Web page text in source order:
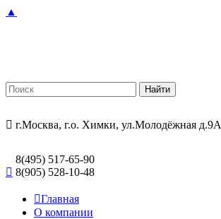
▲
г.Москва, г.о. Химки, ул.Молодёжная д.9А
8(495) 517-65-90
8(905) 528-10-48
Главная
О компании